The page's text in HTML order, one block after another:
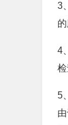
3
4
5